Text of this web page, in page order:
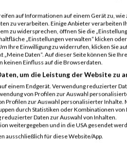
RUN PRESENTED BY PRO
auf Informationen auf einem Gerät zu, wie
zu verarbeiten. Einige Anbieter verarbeiten
zu widersprechen, öffnen Sie die
„Einstellungen verwalten“ klicken
Ihre Einwilligung zu widerrufen, klicken Sie
„Meine Daten“. Auf dieser Seite können Sie
Einfluss auf die Browserdaten.
um die Leistung der Website zu
einem Endgerät. Verwendung reduzierter
von Profilen zur Auswahl
Profilen zur Auswahl personalisierter
durch Statistiken oder Kombinationen
Daten zur Auswahl von Inhalten.
weitergegeben und in die USA gesendet
ausschließlich für diese Website/App.